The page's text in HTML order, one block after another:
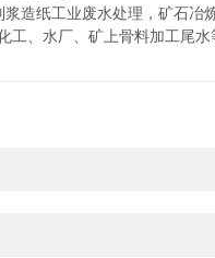
纸工业废水处理，矿石冶炼
水厂、矿上骨料加工尾水